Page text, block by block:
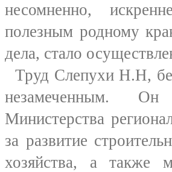
несомненно,
полезным родному
дела, стало
Труд Слепухи Н.Н,
незамеченным.
Министерства
за развитие
хозяйства, а также